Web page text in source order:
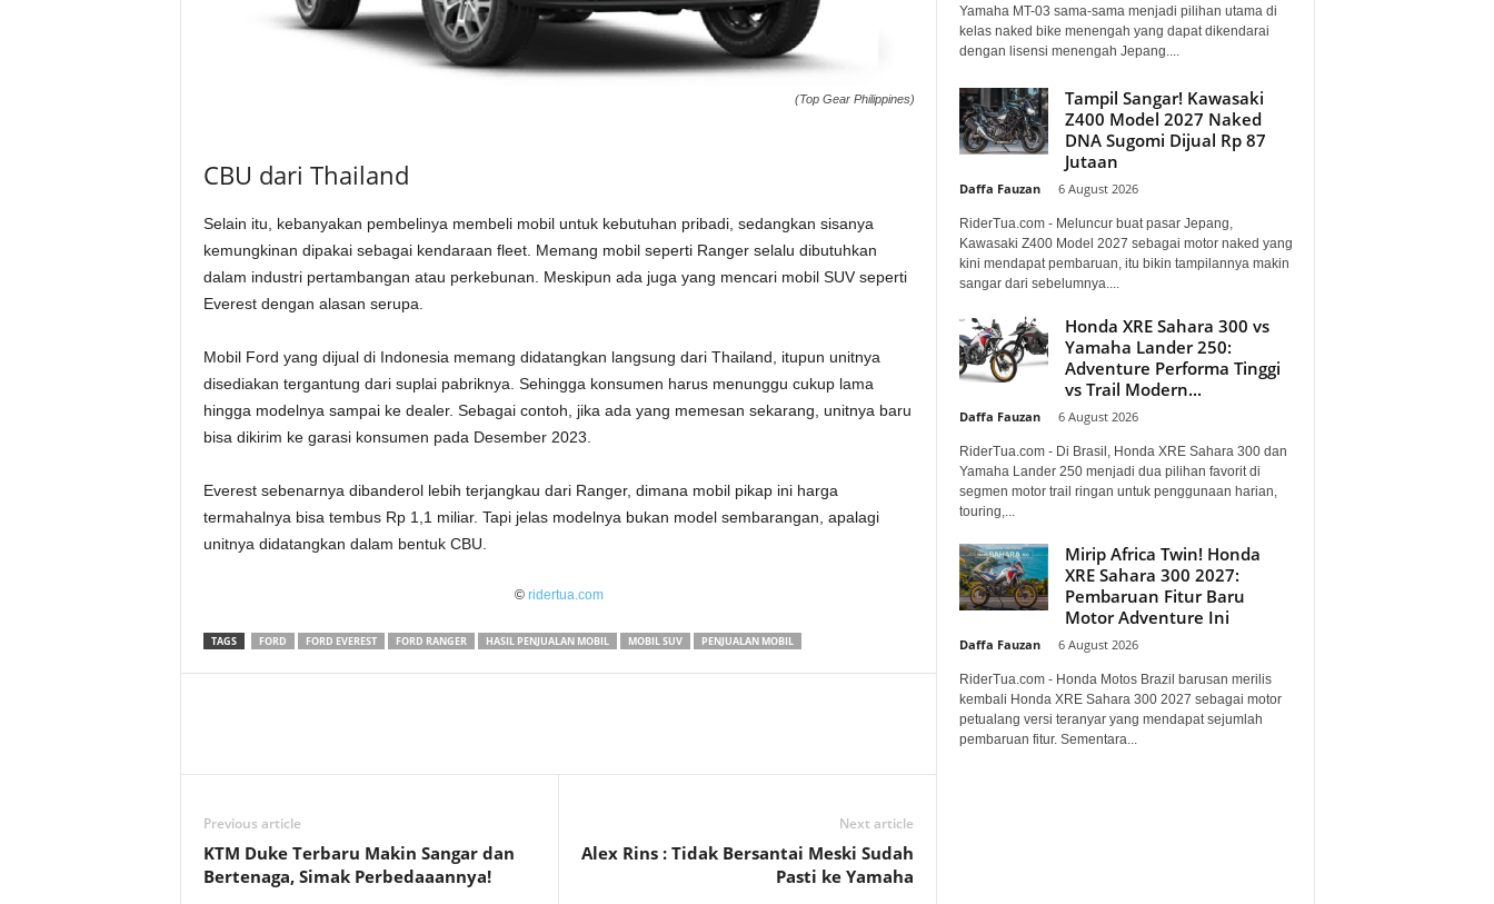
(Top Gear Philippines)
CBU dari Thailand
Selain itu, kebanyakan pembelinya membeli mobil untuk kebutuhan pribadi, sedangkan sisanya
kemungkinan dipakai sebagai kendaraan fleet. Memang mobil seperti Ranger selalu dibutuhkan
dalam industri pertambangan atau perkebunan. Meskipun ada juga yang mencari mobil SUV seperti
Everest dengan alasan serupa.
Mobil Ford yang dijual di Indonesia memang didatangkan langsung dari Thailand, itupun unitnya
disediakan tergantung dari suplai pabriknya. Sehingga konsumen harus menunggu cukup lama
hingga modelnya sampai ke dealer. Sebagai contoh, jika ada yang memesan sekarang, unitnya baru
bisa dikirim ke garasi konsumen pada Desember 2023.
Everest sebenarnya dibanderol lebih terjangkau dari Ranger, dimana mobil pikap ini harga
termahalnya bisa tembus Rp 1,1 miliar. Tapi jelas modelnya bukan model sembarangan, apalagi
unitnya didatangkan dalam bentuk CBU.
© ridertua.com
TAGS FORD FORD EVEREST FORD RANGER HASIL PENJUALAN MOBIL MOBIL SUV PENJUALAN MOBIL
Previous article
KTM Duke Terbaru Makin Sangar dan
Bertenaga, Simak Perbedaaannya!
Next article
Alex Rins : Tidak Bersantai Meski Sudah
Pasti ke Yamaha
Yamaha MT-03 sama-sama menjadi pilihan utama di
kelas naked bike menengah yang dapat dikendarai
dengan lisensi menengah Jepang....
Tampil Sangar! Kawasaki
Z400 Model 2027 Naked
DNA Sugomi Dijual Rp 87
Jutaan
Daffa Fauzan 6 August 2026
RiderTua.com - Meluncur buat pasar Jepang,
Kawasaki Z400 Model 2027 sebagai motor naked yang
kini mendapat pembaruan, itu bikin tampilannya makin
sangar dari sebelumnya....
Honda XRE Sahara 300 vs
Yamaha Lander 250:
Adventure Performa Tinggi
vs Trail Modern...
Daffa Fauzan 6 August 2026
RiderTua.com - Di Brasil, Honda XRE Sahara 300 dan
Yamaha Lander 250 menjadi dua pilihan favorit di
segmen motor trail ringan untuk penggunaan harian,
touring,...
Mirip Africa Twin! Honda
XRE Sahara 300 2027:
Pembaruan Fitur Baru
Motor Adventure Ini
Daffa Fauzan 6 August 2026
RiderTua.com - Honda Motos Brazil barusan merilis
kembali Honda XRE Sahara 300 2027 sebagai motor
petualang versi teranyar yang mendapat sejumlah
pembaruan fitur. Sementara...